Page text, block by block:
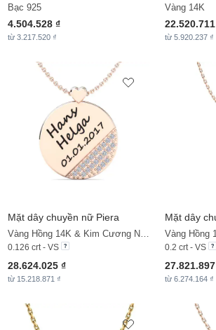
Bạc 925
4.504.528 ₫
từ 3.217.520 ₫
Vàng 14K
từ 5.920.237 ₫
Mặt dây chuyền nữ Piera
Vàng Hồng 14K & Kim Cương Nhân Tạo
0.126 crt - VS
28.624.025 ₫
từ 15.218.871 ₫
Mặt dây
Vàng Hồng
0.2 crt - VS
từ 6.274.164 ₫